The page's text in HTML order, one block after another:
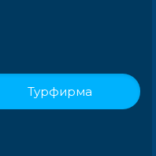
Турфирма